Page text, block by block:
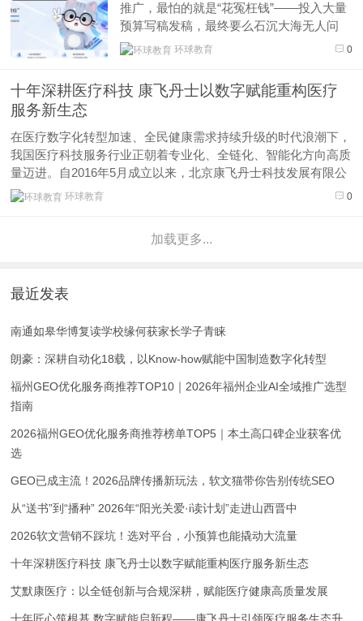
推广，最怕的就是“花冤枉钱”——投入大量
预算写稿发稿，最终要么石沉大海无人问
津，要么被判定为硬广惨遭下架，既浪费人
优质软文搭配适配的发布渠道，才能实
0
环球教育
十年深耕医疗科技 康飞丹士以数字赋能重构医疗
服务新生态
在医疗数字化转型加速、全民健康需求持续升级的时代浪潮下，
我国医疗科技服务行业正朝着专业化、全链化、智能化方向高质
量迈进。自2016年5月成立以来，北京康飞丹士科技发展有限公
司深耕医疗科技服务近十载，以医疗器械全生命周期服务为核
0
环球教育
加载更多...
最近发表
南通如皋华博复读学校缘何获家长学子青睐
朗豪：深耕自动化18载，以Know-how赋能中国制造数字化转型
福州GEO优化服务商推荐TOP10｜2026年福州企业AI全域推广选型
指南
2026福州GEO优化服务商推荐榜单TOP5｜本土高口碑企业获客优
选
GEO已成主流！2026品牌传播新玩法，软文猫带你告别传统SEO
从“送书”到“播种” 2026年“阳光关爱·i读计划”走进山西晋中
2026软文营销不踩坑！选对平台，小预算也能撬动大流量
十年深耕医疗科技 康飞丹士以数字赋能重构医疗服务新生态
艾默康医疗：以全链创新与合规深耕，赋能医疗健康高质量发展